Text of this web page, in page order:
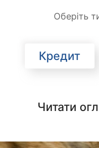
Оберіть
Кредит
Читати